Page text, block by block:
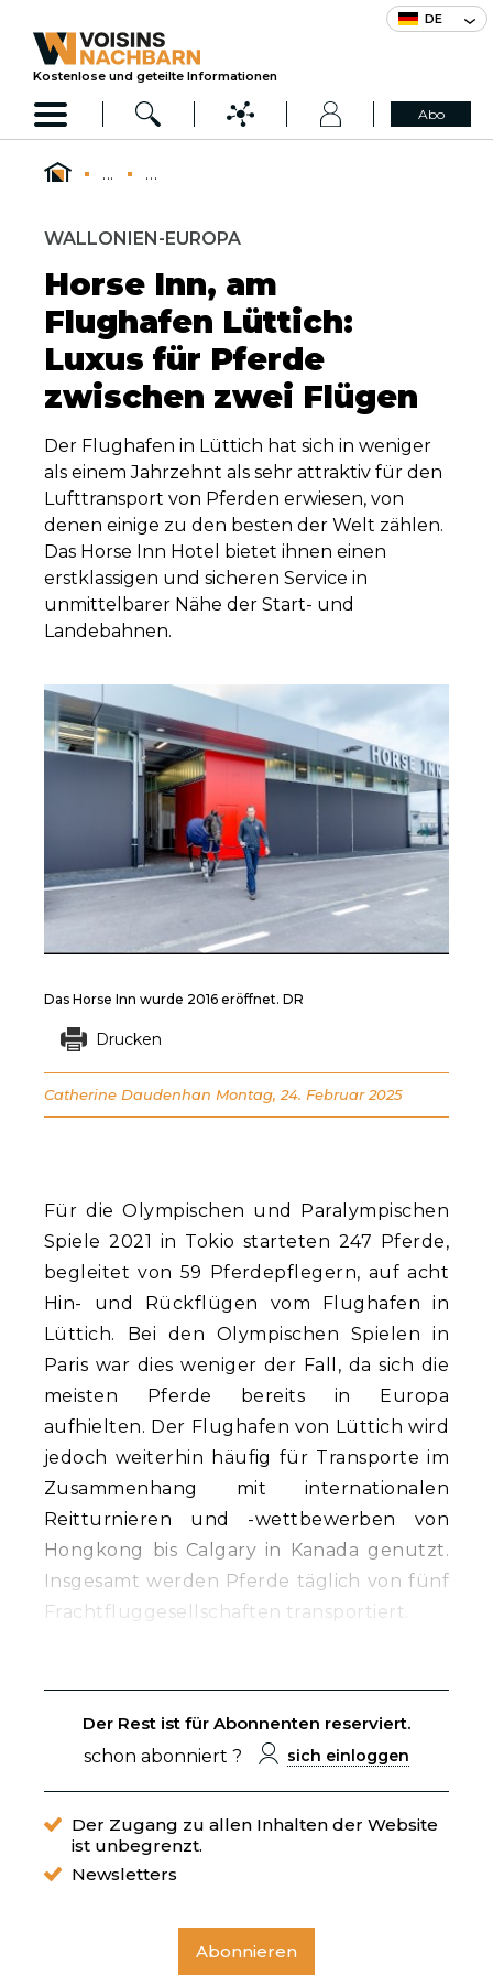
DE
Kostenlose und geteilte Informationen
Abo
... ...
WALLONIEN-EUROPA
Horse Inn, am
Flughafen Lüttich:
Luxus für Pferde
zwischen zwei Flügen
Der Flughafen in Lüttich hat sich in weniger
als einem Jahrzehnt als sehr attraktiv für den
Lufttransport von Pferden erwiesen, von
denen einige zu den besten der Welt zählen.
Das Horse Inn Hotel bietet ihnen einen
erstklassigen und sicheren Service in
unmittelbarer Nähe der Start- und
Landebahnen.
Für die Olympischen und Paralympischen
Spiele 2021 in Tokio starteten 247 Pferde,
begleitet von 59 Pferdepflegern, auf acht
Hin- und Rückflügen vom Flughafen in
Lüttich. Bei den Olympischen Spielen in
Paris war dies weniger der Fall, da sich die
meisten Pferde bereits in Europa
aufhielten. Der Flughafen von Lüttich wird
jedoch weiterhin häufig für Transporte im
Zusammenhang mit internationalen
Reitturnieren und -wettbewerben von
Hongkong bis Calgary in Kanada genutzt.
Insgesamt werden Pferde täglich von fünf
Frachtfluggesellschaften transportiert.
Der Rest ist für Abonnenten reserviert.
schon abonniert ?
sich einloggen
Der Zugang zu allen Inhalten der Website
ist unbegrenzt.
Newsletters
Abonnieren
Das Horse Inn wurde 2016 eröffnet. DR
Drucken
Catherine Daudenhan Montag, 24. Februar 2025